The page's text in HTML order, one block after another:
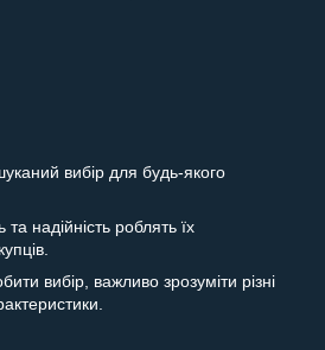
вибір для будь-якого
та надійність роблять їх
вибір, важливо зрозуміти різні